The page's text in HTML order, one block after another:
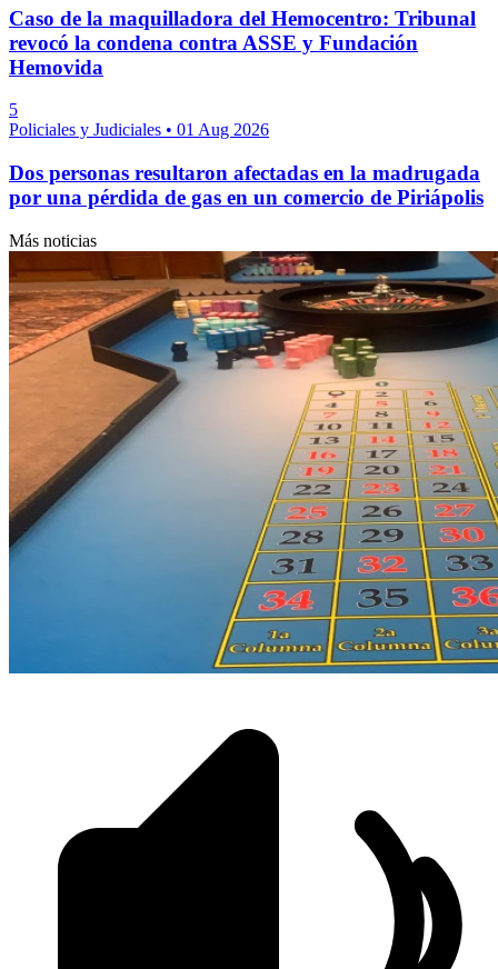
Caso de la maquilladora del Hemocentro: Tribunal
revocó la condena contra ASSE y Fundación
Hemovida
5
Policiales y Judiciales • 01 Aug 2026
Dos personas resultaron afectadas en la madrugada
por una pérdida de gas en un comercio de Piriápolis
Más noticias